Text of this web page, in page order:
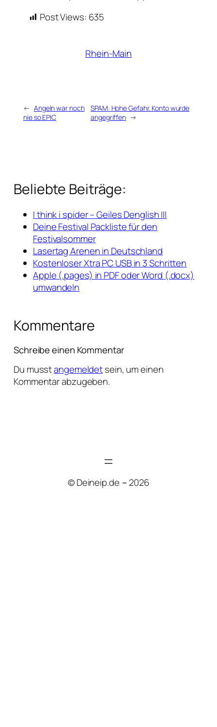
Post Views: 635
Rhein-Main
← Angeln war noch
nie so EPIC
SPAM: Hohe Gefahr. Konto wurde
angegriffen →
Beliebte Beiträge:
I think i spider – Geiles Denglish III
Deine Festival Packliste für den
Festivalsommer
Lasertag Arenen in Deutschland
Kostenloser Xtra PC USB in 3 Schritten
Apple (.pages) in PDF oder Word (.docx)
umwandeln
Kommentare
Schreibe einen Kommentar
Du musstangemeldetsein, um einen
Kommentar abzugeben.
© Deineip.de ~ 2026